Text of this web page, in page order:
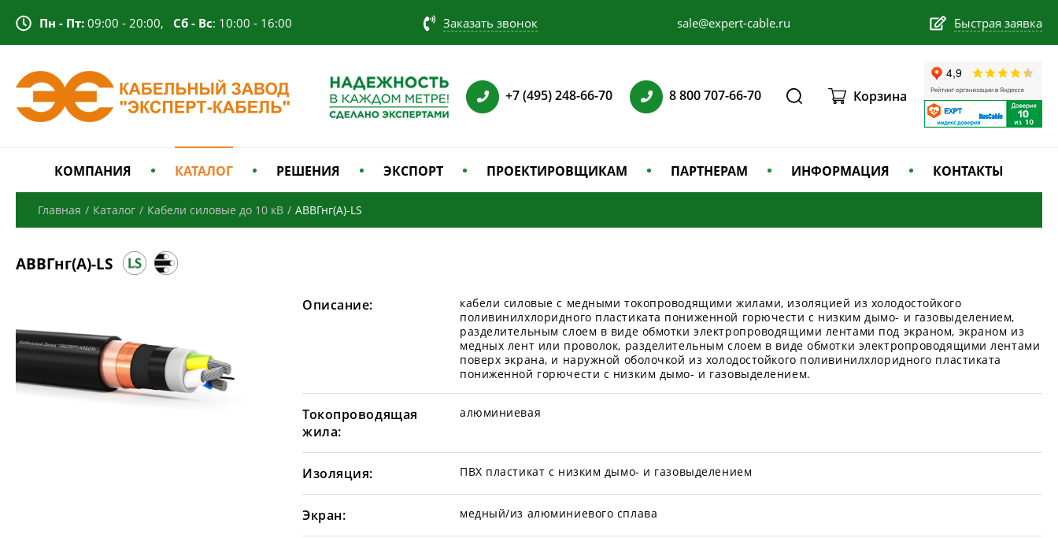
Пн - Пт: 09:00 - 20:00, Сб - Вс: 10:00 - 16:00 Заказать звонок sale@expert-cable.ru Быстрая заявка
+7 (495) 248-66-70 8 800 707-66-70 Корзина
КОМПАНИЯ КАТАЛОГ РЕШЕНИЯ ЭКСПОРТ ПРОЕКТИРОВЩИКАМ ПАРТНЕРАМ ИНФОРМАЦИЯ КОНТАКТЫ
Главная / Каталог / Кабели силовые до 10 кВ / АВВГнг(А)-LS
АВВГнг(А)-LS
Описание:
кабели силовые с медными токопроводящими жилами, изоляцией из холодостойкого
поливинилхлоридного пластиката пониженной горючести с низким дымо- и газовыделением,
разделительным слоем в виде обмотки электропроводящими лентами под экраном, экраном из
медных лент или проволок, разделительным слоем в виде обмотки электропроводящими лентами
поверх экрана, и наружной оболочкой из холодостойкого поливинилхлоридного пластиката
пониженной горючести с низким дымо- и газовыделением.
Токопроводящая
жила:
алюминиевая
Изоляция: ПВХ пластикат с низким дымо- и газовыделением
Экран: медный/из алюминиевого сплава